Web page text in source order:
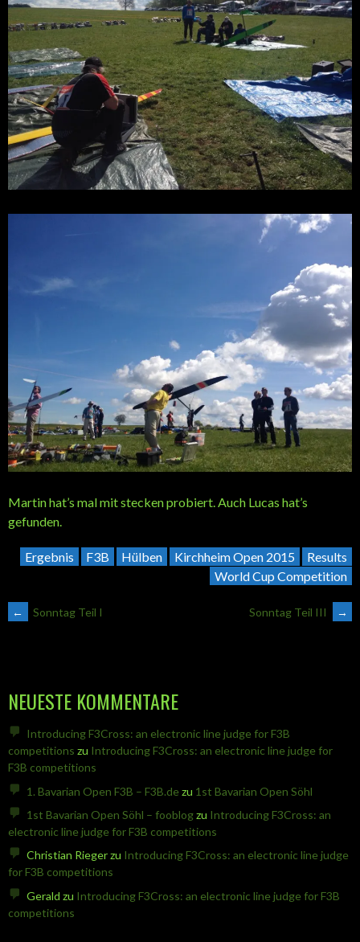
Martin hat’s mal mit stecken probiert. Auch Lucas hat’s
gefunden.
Ergebnis F3B Hülben Kirchheim Open 2015
Results
World Cup Competition
ARTIKEL-
← Sonntag Teil I Sonntag Teil III →
NEUESTE KOMMENTARE
Introducing F3Cross: an electronic line judge for F3B
competitions zu Introducing F3Cross: an electronic line judge for
F3B competitions
1. Bavarian Open F3B – F3B.de zu 1st Bavarian Open Söhl
1st Bavarian Open Söhl – fooblogzu Introducing F3Cross: an
electronic line judge for F3B competitions
Christian Riegerzu Introducing F3Cross: an electronic line judge
for F3B competitions
Gerald zu Introducing F3Cross: an electronic line judge for F3B
competitions